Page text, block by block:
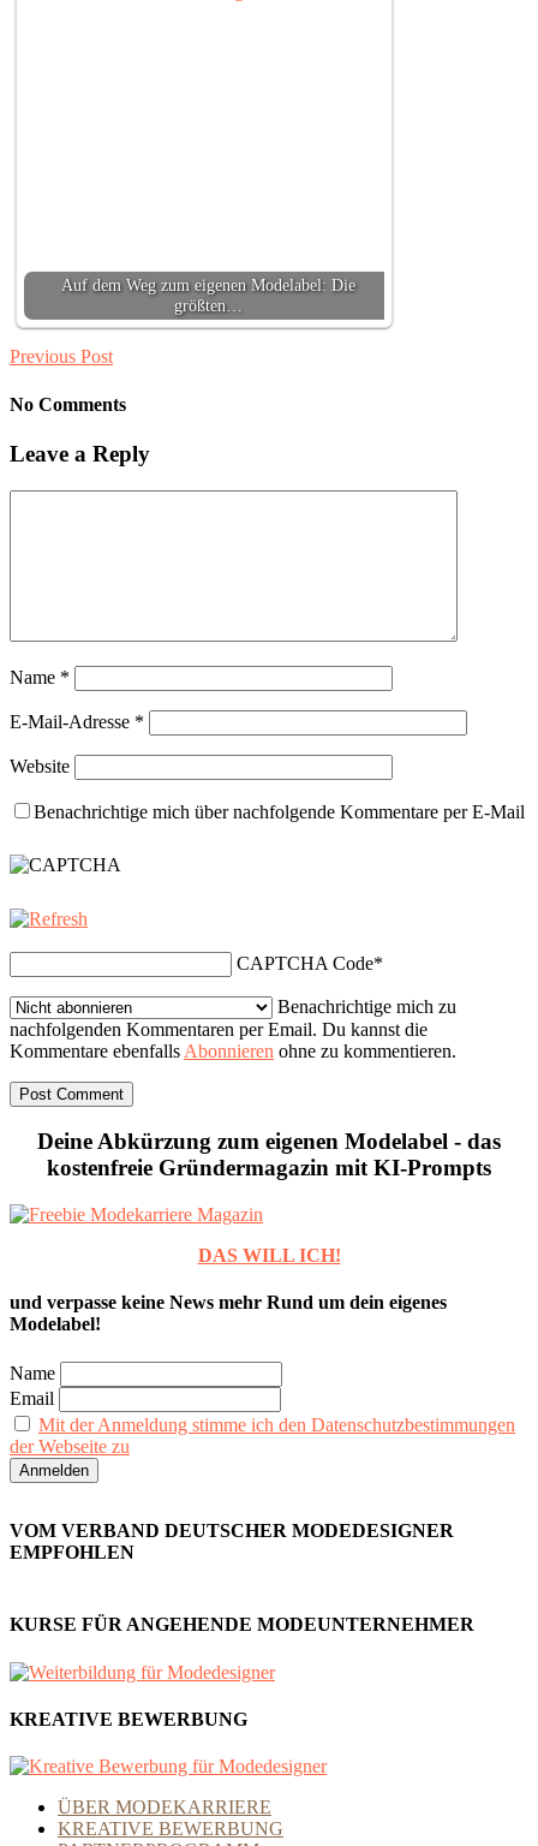
Auf dem Weg zum eigenen Modelabel: Die
größten…
Previous Post
No Comments
Leave a Reply
Name *
E-Mail-Adresse *
Website
Benachrichtige mich über nachfolgende Kommentare per E-Mail
CAPTCHA Code*
Benachrichtige mich zu
nachfolgenden Kommentaren per Email. Du kannst die
Kommentare ebenfalls Abonnieren ohne zu kommentieren.
Deine Abkürzung zum eigenen Modelabel - das
kostenfreie Gründermagazin mit KI-Prompts
DAS WILL ICH!
und verpasse keine News mehr Rund um dein eigenes
Modelabel!
Name
Email
Mit der Anmeldung stimme ich den Datenschutzbestimmungen
der Webseite zu
VOM VERBAND DEUTSCHER MODEDESIGNER
EMPFOHLEN
KURSE FÜR ANGEHENDE MODEUNTERNEHMER
KREATIVE BEWERBUNG
ÜBER MODEKARRIERE
KREATIVE BEWERBUNG